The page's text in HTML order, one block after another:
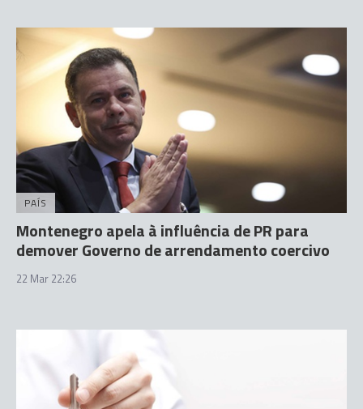
PAÍS
Montenegro apela à influência de PR para
demover Governo de arrendamento coercivo
22 Mar 22:26